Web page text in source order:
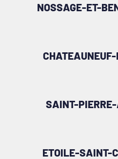
NOSSAGE-ET-
SAINT-
ETOILE-SAINT-